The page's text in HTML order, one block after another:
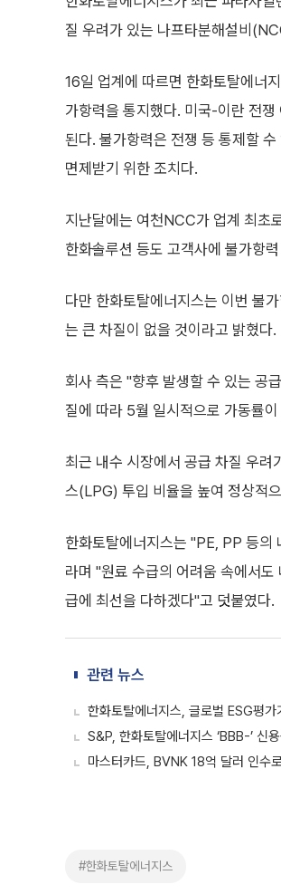
질 우려가 있는 나프타분해설비
16일 업계에 따르면 한화토탈에너
가항력을 통지했다. 미국-이란 전쟁
된다. 불가항력은 전쟁 등 통제할
면제받기 위한 조치다.
지난달에는 여천NCC가 업계 최초
한화솔루션 등도 고객사에 불가항
다만 한화토탈에너지스는 이번 불
는 큰 차질이 없을 것이라고 밝혔다.
회사 측은 "향후 발생할 수 있는 공
질에 따라 5월 일시적으로 가동률
최근 내수 시장에서 공급 차질 우
스(LPG) 투입 비율을 높여 정상적
한화토탈에너지스는 "PE, PP 등의
라며 "원료 수급의 어려움 속에서
급에 최선을 다하겠다"고 덧붙였다.
관련 뉴스
한화토탈에너지스, 글로벌 ESG평가
S&P, 한화토탈에너지스 ‘BBB-’ 신
마스터카드, BVNK 18억 달러 인수
#한화토탈에너지스